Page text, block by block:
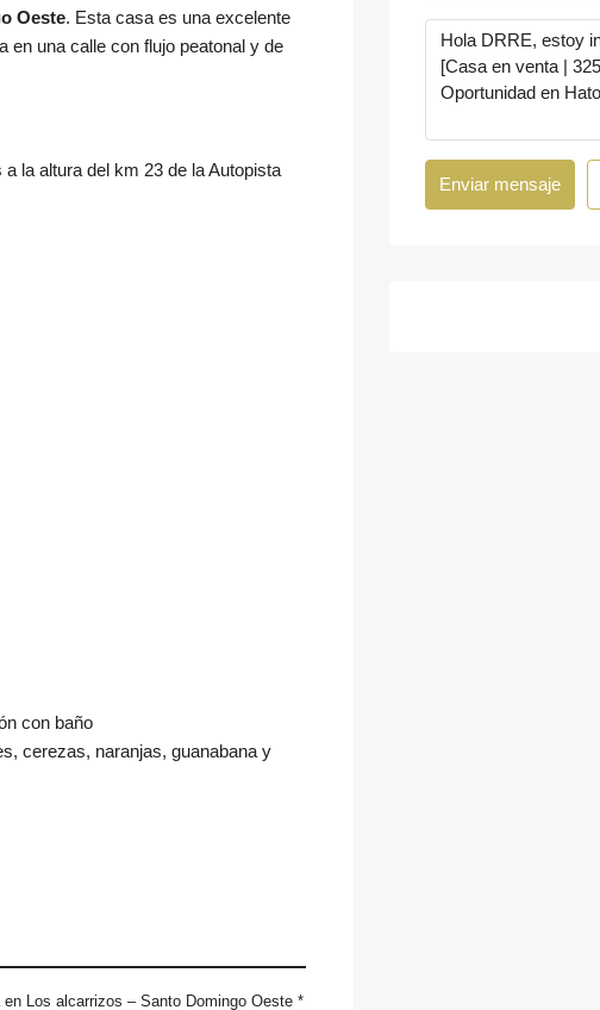
Oeste. Esta casa es una excelente
en una calle con flujo peatonal y de
la altura del km 23 de la Autopista
con baño
cerezas, naranjas, guanabana y
Los alcarrizos – Santo Domingo Oeste *
Enviar mensaje